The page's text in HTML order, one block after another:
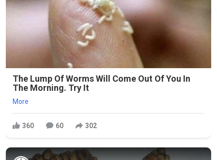
The Lump Of Worms Will Come Out Of You In
The Morning. Try It
More
360 60 302